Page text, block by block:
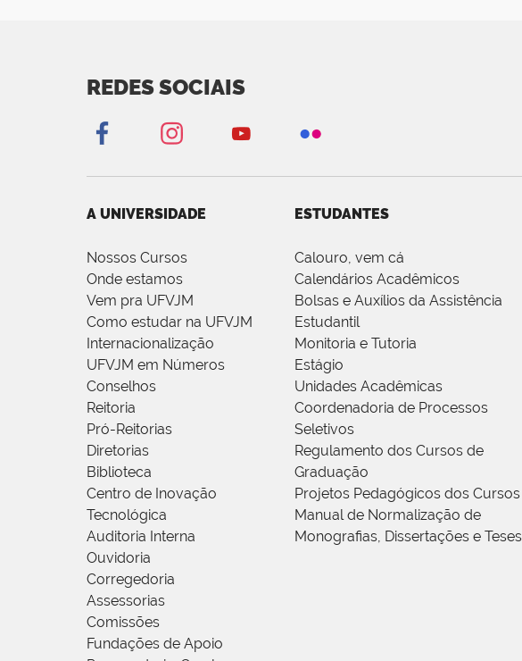
REDES SOCIAIS
A UNIVERSIDADE
Nossos Cursos
Onde estamos
Vem pra UFVJM
Como estudar na UFVJM
Internacionalização
UFVJM em Números
Conselhos
Reitoria
Pró-Reitorias
Diretorias
Biblioteca
Centro de Inovação
Tecnológica
Auditoria Interna
Ouvidoria
Corregedoria
Assessorias
Comissões
Fundações de Apoio
ESTUDANTES
Calouro, vem cá
Calendários Acadêmicos
Bolsas e Auxílios da Assistência
Estudantil
Monitoria e Tutoria
Estágio
Unidades Acadêmicas
Coordenadoria de Processos
Seletivos
Regulamento dos Cursos de
Graduação
Projetos Pedagógicos dos Cursos
Manual de Normalização de
Monografias, Dissertações e Teses